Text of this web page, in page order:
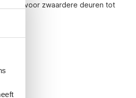
voor zwaardere deuren tot